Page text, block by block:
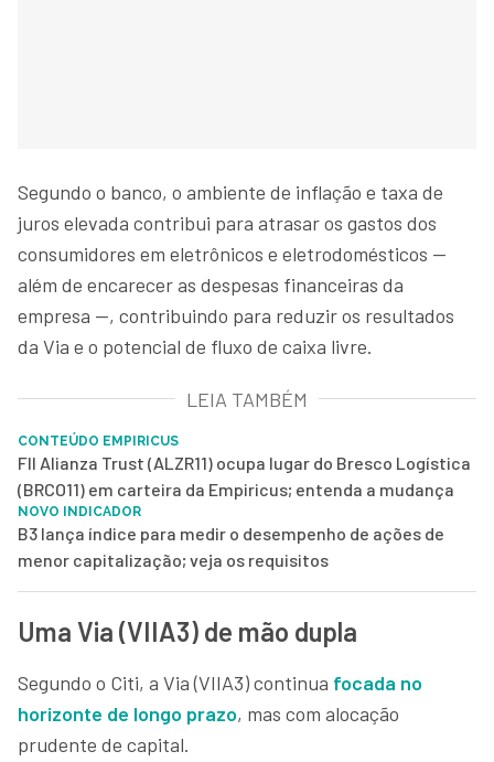
Segundo o banco, o ambiente de inflação e taxa de
juros elevada contribui para atrasar os gastos dos
consumidores em eletrônicos e eletrodomésticos —
além de encarecer as despesas financeiras da
empresa —, contribuindo para reduzir os resultados
da Via e o potencial de fluxo de caixa livre.
LEIA TAMBÉM
CONTEÚDO EMPIRICUS
FII Alianza Trust (ALZR11) ocupa lugar do Bresco Logística
(BRCO11) em carteira da Empiricus; entenda a mudança
NOVO INDICADOR
B3 lança índice para medir o desempenho de ações de
menor capitalização; veja os requisitos
Uma Via (VIIA3) de mão dupla
Segundo o Citi, a Via (VIIA3) continua focada no
horizonte de longo prazo, mas com alocação
prudente de capital.